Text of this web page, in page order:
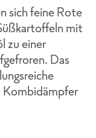
sich feine Rote
mit
zu einer
Das
Kombidämpfer